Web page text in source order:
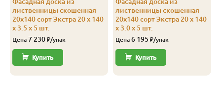
лиственницы скошенная
20х140 сорт Экстра 20 x 140
x 3.5 x 5 шт.
Цена 7 230 ₽/упак
Купить
лиственницы скошенная
20х140 сорт Экстра 20 x 140
x 3.0 x 5 шт.
Цена 6 195 ₽/упак
Купить